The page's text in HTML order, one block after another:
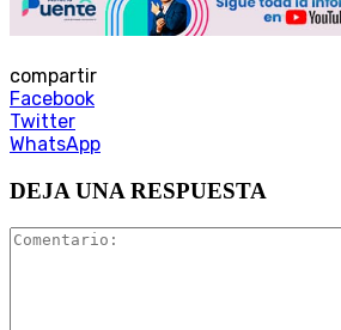
compartir
Facebook
Twitter
WhatsApp
DEJA UNA RESPUESTA